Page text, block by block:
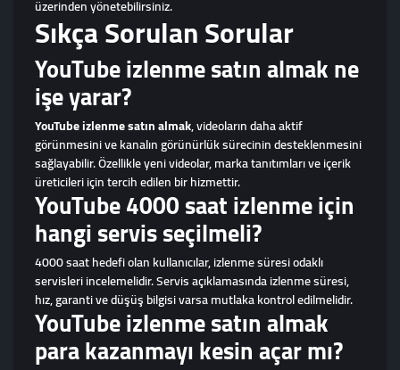
üzerinden yönetebilirsiniz.
Sıkça Sorulan Sorular
YouTube izlenme satın almak ne
işe yarar?
YouTube izlenme satın almak, videoların daha aktif
görünmesini ve kanalın görünürlük sürecinin desteklenmesini
sağlayabilir. Özellikle yeni videolar, marka tanıtımları ve içerik
üreticileri için tercih edilen bir hizmettir.
YouTube 4000 saat izlenme için
hangi servis seçilmeli?
4000 saat hedefi olan kullanıcılar, izlenme süresi odaklı
servisleri incelemelidir. Servis açıklamasında izlenme süresi,
hız, garanti ve düşüş bilgisi varsa mutlaka kontrol edilmelidir.
YouTube izlenme satın almak
para kazanmayı kesin açar mı?